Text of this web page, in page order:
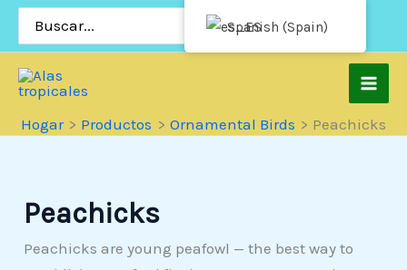
Saltar
por:
Hogar Productos Ornamental Birds Peachicks
Peachicks
Peachicks are young peafowl — the best way to
Spanish (Spain)